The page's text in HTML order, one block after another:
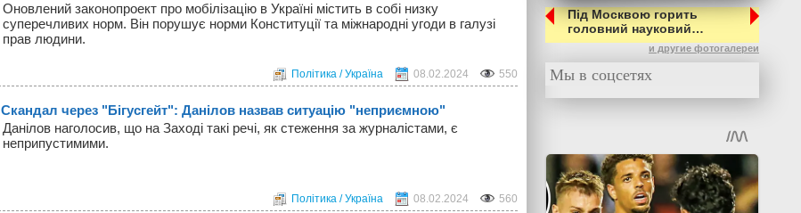
Оновлений законопроект про мобілізацію в Україні містить в собі низку
суперечливих норм. Він порушує норми Конституції та міжнародні угоди в галузі
прав людини.
Політика / Україна 08.02.2024 550
Скандал через "Бігусгейт": Данілов назвав ситуацію "неприємною"
Данілов наголосив, що на Заході такі речі, як стеження за журналістами, є
неприпустимими.
Політика / Україна 08.02.2024 560
Під Москвою горить
головний науковий…
и другие фотогалереи
Мы в соцсетях